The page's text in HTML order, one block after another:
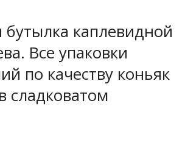
бутылка каплевидной
Все упаковки
по качеству коньяк
сладковатом